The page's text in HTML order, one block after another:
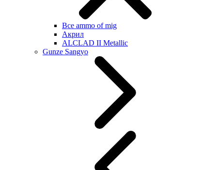
Все ammo of mig
Акрил
ALCLAD II Metallic
Gunze Sangyo